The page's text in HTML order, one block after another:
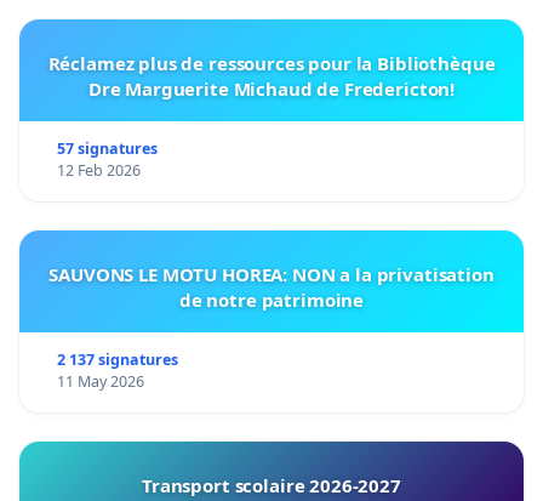
Réclamez plus de ressources pour la Bibliothèque
Dre Marguerite Michaud de Fredericton!
57 signatures
12 Feb 2026
SAUVONS LE MOTU HOREA: NON a la privatisation
de notre patrimoine
2 137 signatures
11 May 2026
Transport scolaire 2026-2027